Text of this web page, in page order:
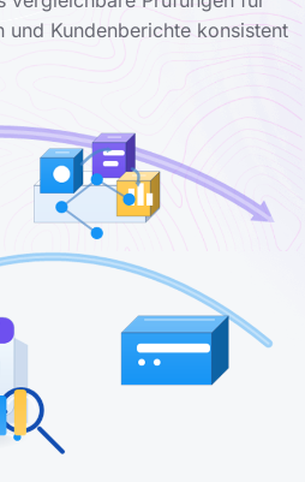
und Kundenberichte konsistent